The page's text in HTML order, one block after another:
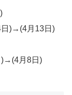
)→(4月13日)
月8日)